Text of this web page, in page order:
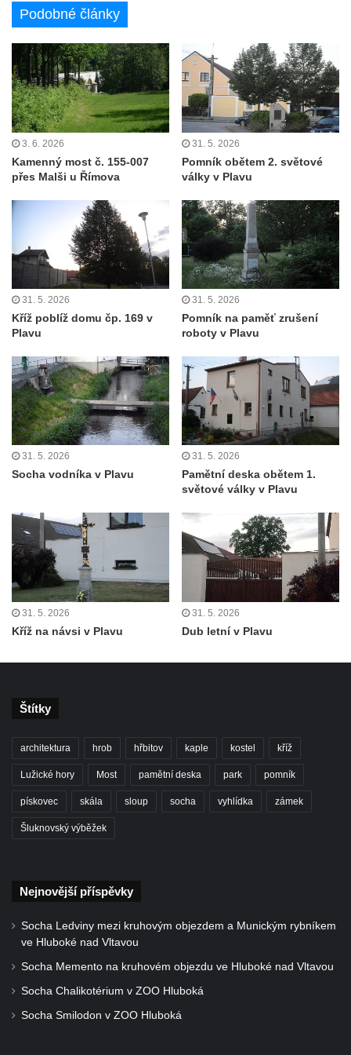
Podobné články
3. 6. 2026
Kamenný most č. 155-007
přes Malši u Římova
31. 5. 2026
Pomník obětem 2. světové
války v Plavu
31. 5. 2026
Kříž poblíž domu čp. 169 v
Plavu
31. 5. 2026
Pomník na paměť zrušení
roboty v Plavu
31. 5. 2026
Socha vodníka v Plavu
31. 5. 2026
Pamětní deska obětem 1.
světové války v Plavu
31. 5. 2026
Kříž na návsi v Plavu
31. 5. 2026
Dub letní v Plavu
Štítky
architektura hrob hřbitov kaple kostel kříž
Lužické hory Most pamětní deska park pomník
pískovec skála sloup socha vyhlídka zámek
Šluknovský výběžek
Nejnovější příspěvky
Socha Ledviny mezi kruhovým objezdem a Munickým rybníkem
ve Hluboké nad Vltavou
Socha Memento na kruhovém objezdu ve Hluboké nad Vltavou
Socha Chalikotérium v ZOO Hluboká
Socha Smilodon v ZOO Hluboká